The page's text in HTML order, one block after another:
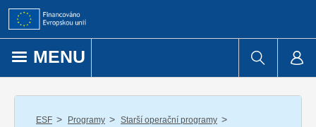
Přejít k obsahu
MENU
ESF / Programy / Starší operační programy /